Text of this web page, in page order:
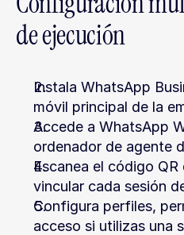
de ejecución
Instala WhatsApp
móvil principal de la
Accede a WhatsApp
ordenador de agente
Escanea el código
vincular cada sesión
Configura perfiles,
acceso si utilizas una